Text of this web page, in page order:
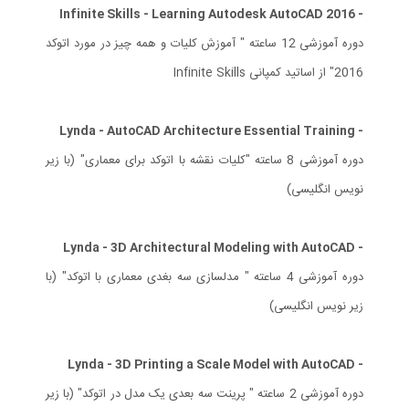
- Infinite Skills - Learning Autodesk AutoCAD 2016
دوره آموزشی 12 ساعته " آموزش کلیات و همه چیز در مورد اتوکد
2016" از اساتید کمپانی Infinite Skills
- Lynda - AutoCAD Architecture Essential Training
دوره آموزشی 8 ساعته "کلیات نقشه با اتوکد برای معماری" (با زیر
نویس انگلیسی)
- Lynda - 3D Architectural Modeling with AutoCAD
دوره آموزشی 4 ساعته " مدلسازی سه بغدی معماری با اتوکد" (با
زیر نویس انگلیسی)
- Lynda - 3D Printing a Scale Model with AutoCAD
دوره آموزشی 2 ساعته " پرینت سه بعدی یک مدل در اتوکد" (با زیر